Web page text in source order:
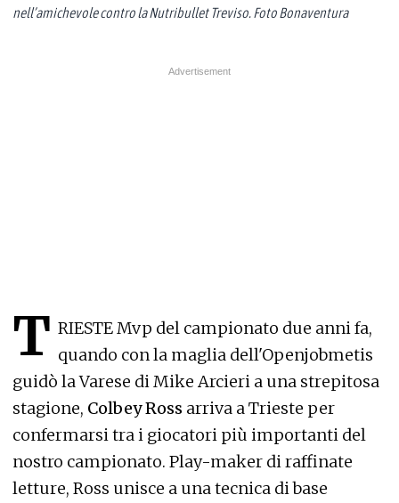
nell’amichevole contro la Nutribullet Treviso. Foto Bonaventura
T RIESTE Mvp del campionato due anni fa,
quando con la maglia dell'Openjobmetis
guidò la Varese di Mike Arcieri a una strepitosa
stagione, Colbey Ross arriva a Trieste per
confermarsi tra i giocatori più importanti del
nostro campionato. Play-maker di raffinate
letture, Ross unisce a una tecnica di base